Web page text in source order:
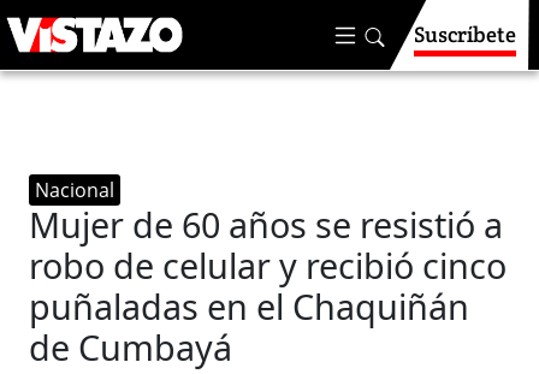
Suscríbete
Nacional
Mujer de 60 años se resistió a
robo de celular y recibió cinco
puñaladas en el Chaquiñán
de Cumbayá